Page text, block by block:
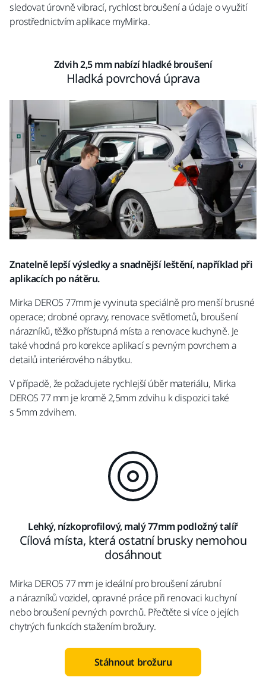
sledovat úrovně vibrací, rychlost broušení a údaje o využití
prostřednictvím aplikace myMirka.
Zdvih 2,5 mm nabízí hladké broušení
Hladká povrchová úprava
Znatelně lepší výsledky a snadnější leštění, například při
aplikacích po nátěru.
Mirka DEROS 77mm je vyvinuta speciálně pro menší brusné
operace; drobné opravy, renovace světlometů, broušení
nárazníků, těžko přístupná místa a renovace kuchyně. Je
také vhodná pro korekce aplikací s pevným povrchem a
detailů interiérového nábytku.
V případě, že požadujete rychlejší úběr materiálu, Mirka
DEROS 77 mm je kromě 2,5mm zdvihu k dispozici také
s 5mm zdvihem.
Lehký, nízkoprofilový, malý 77mm podložný talíř
Cílová místa, která ostatní brusky nemohou
dosáhnout
Mirka DEROS 77 mm je ideální pro broušení zárubní
a nárazníků vozidel, opravné práce při renovaci kuchyní
nebo broušení pevných povrchů. Přečtěte si více o jejích
chytrých funkcích stažením brožury.
Stáhnout brožuru